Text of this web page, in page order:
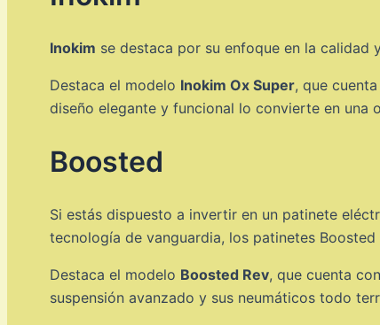
Inokim se destaca por su enfoque en la
Destaca el modelo Inokim Ox Super, que
diseño elegante y funcional lo convierte en una
Boosted
Si estás dispuesto a invertir en un patinete
tecnología de vanguardia, los patinetes
Destaca el modelo Boosted Rev, que cuenta
suspensión avanzado y sus neumáticos todo